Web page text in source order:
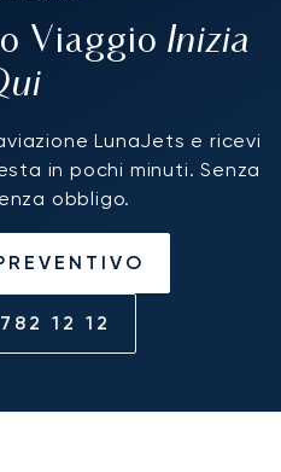
Viaggio Inizia
LunaJets e ricevi
in pochi minuti. Senza
obbligo.
12 12